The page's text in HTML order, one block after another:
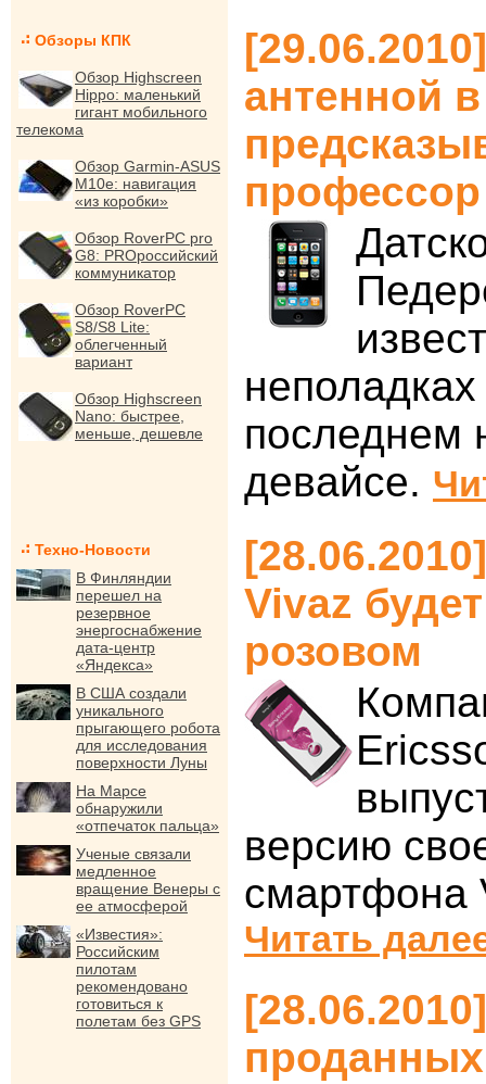
Обзоры КПК
Обзор Highscreen
Hippo: маленький
гигант мобильного
телекома
Обзор Garmin-ASUS
M10e: навигация
«из коробки»
Обзор RoverPC pro
G8: PROроссийский
коммуникатор
Обзор RoverPC
S8/S8 Lite:
облегченный
вариант
Обзор Highscreen
Nano: быстрее,
меньше, дешевле
Техно-Новости
В Финляндии
перешел на
резервное
энергоснабжение
дата-центр
«Яндекса»
В США создали
уникального
прыгающего робота
для исследования
поверхности Луны
На Марсе
обнаружили
«отпечаток пальца»
Ученые связали
медленное
вращение Венеры с
ее атмосферой
«Известия»:
Российским
пилотам
рекомендовано
готовиться к
полетам без GPS
антенной
профессор
последнем
девайсе.
Vivaz
розовом
версию
смартфона
Читать